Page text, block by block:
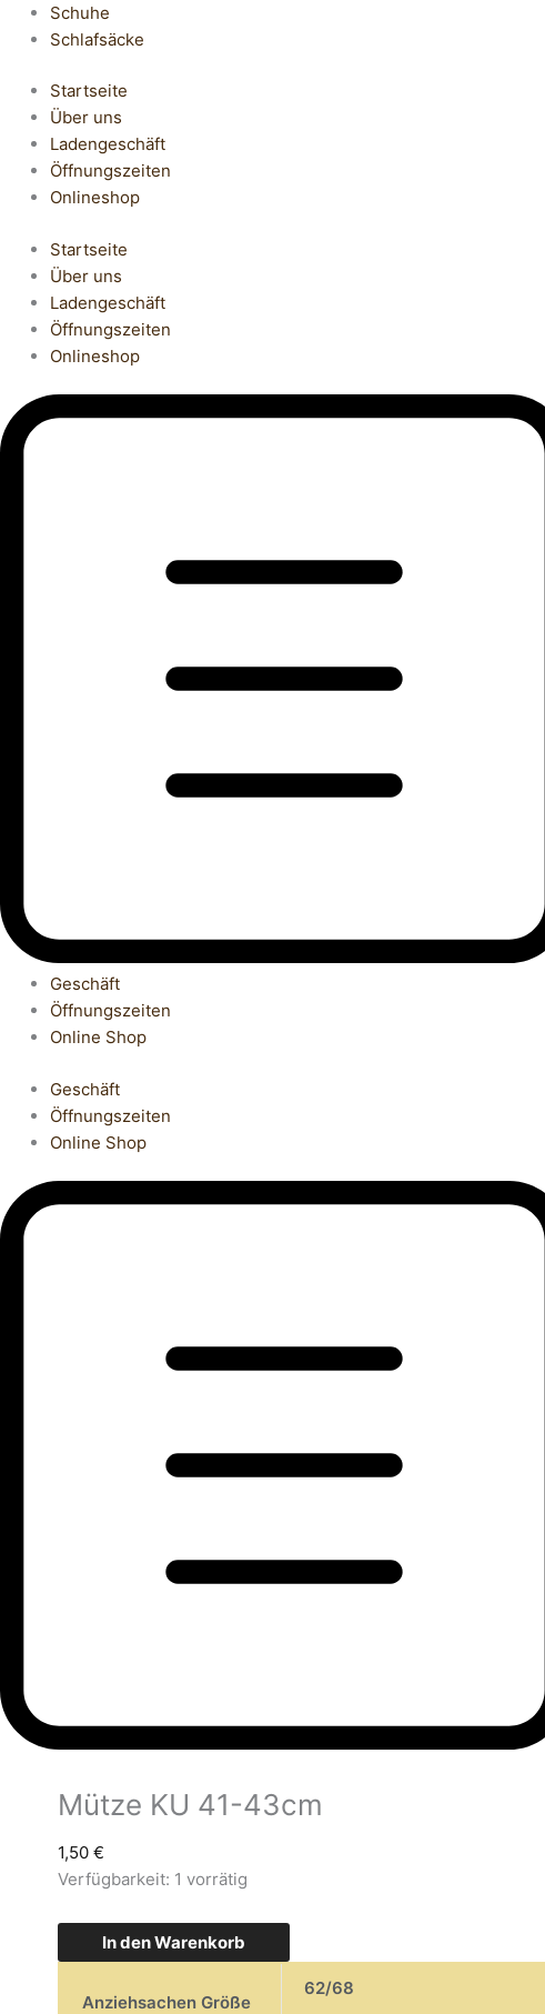
Schuhe
Schlafsäcke
Startseite
Über uns
Ladengeschäft
Öffnungszeiten
Onlineshop
Startseite
Über uns
Ladengeschäft
Öffnungszeiten
Onlineshop
Geschäft
Öffnungszeiten
Online Shop
Geschäft
Öffnungszeiten
Online Shop
Mütze KU 41-43cm
1,50 €
Verfügbarkeit: 1 vorrätig
In den Warenkorb
Anziehsachen Größe
62/68